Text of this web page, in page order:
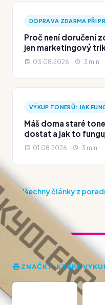
DOPRAVA ZDARMA PŘI
Proč není doručení
jen marketingový
03.08.2026 · 3 min.
VÝKUP TONERŮ: JAK
Máš doma staré
dostat a jak to
01.08.2026 · 3 min.
Všechny články z
ZNAČKY, KTERÉ